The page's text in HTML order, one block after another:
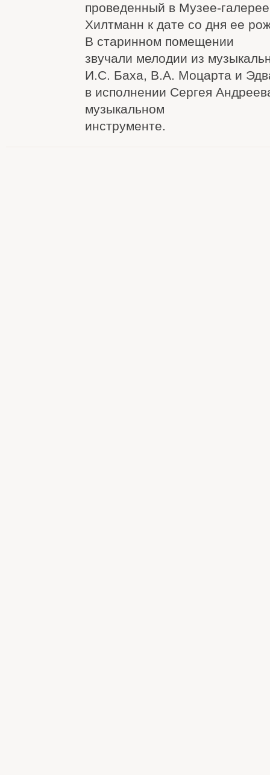
проведенный в Музее-
Хилтманн к дате со дня ее
В старинном помещении
звучали мелодии из
И.С. Баха, В.А. Моцарта и
в исполнении Сергея
музыкальном
инструменте.